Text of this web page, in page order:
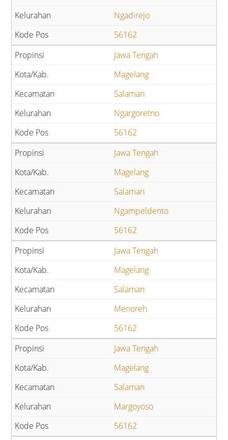
Ngadirejo
56162
Jawa Tengah
Magelang
Salaman
Ngargoretno
56162
Jawa Tengah
Magelang
Salaman
Ngampeldento
56162
Jawa Tengah
Magelang
Salaman
Menoreh
56162
Jawa Tengah
Magelang
Salaman
Margoyoso
56162